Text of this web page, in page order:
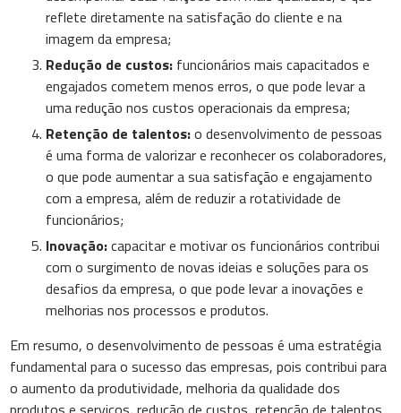
reflete diretamente na satisfação do cliente e na
imagem da empresa;
Redução de custos: funcionários mais capacitados e
engajados cometem menos erros, o que pode levar a
uma redução nos custos operacionais da empresa;
Retenção de talentos:o desenvolvimento de pessoas
é uma forma de valorizar e reconhecer os colaboradores,
o que pode aumentar a sua satisfação e engajamento
com a empresa, além de reduzir a rotatividade de
funcionários;
Inovação:capacitar e motivar os funcionários contribui
com o surgimento de novas ideias e soluções para os
desafios da empresa, o que pode levar a inovações e
melhorias nos processos e produtos.
Em resumo, o desenvolvimento de pessoas é uma estratégia
fundamental para o sucesso das empresas, pois contribui para
o aumento da produtividade, melhoria da qualidade dos